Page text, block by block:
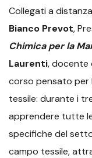
Collegati a
Bianco Prevot,
Chimica per la
Laurenti, docente
corso pensato per
tessile: durante i
apprendere tutte
specifiche del
campo tessile,